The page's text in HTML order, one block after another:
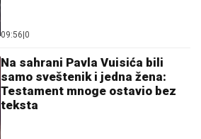
09:56 0
Na sahrani Pavla Vuisića bili
samo sveštenik i jedna žena:
Testament mnoge ostavio bez
teksta